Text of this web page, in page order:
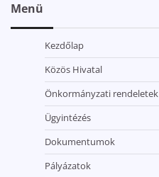
Menü
Kezdőlap
Közös Hivatal
Önkormányzati rendeletek
Ügyintézés
Dokumentumok
Pályázatok